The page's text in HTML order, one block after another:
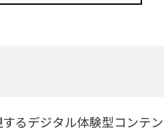
るデジタル体験型コンテン